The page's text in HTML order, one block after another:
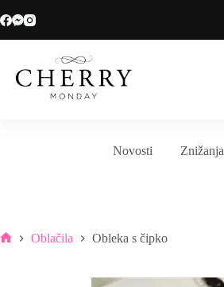
to
Novosti Znižanja
Oblačila Obleka s čipko